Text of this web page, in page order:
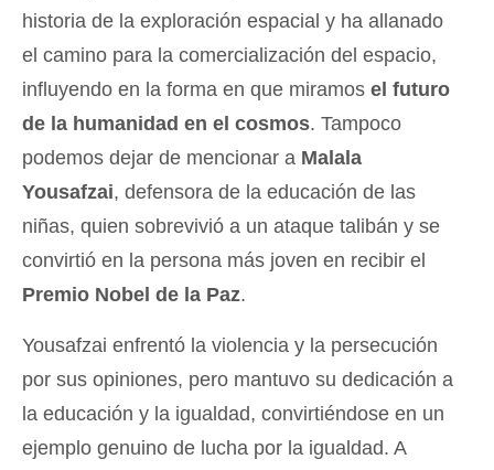
historia de la exploración espacial y ha allanado
el camino para la comercialización del espacio,
influyendo en la forma en que miramos el futuro
de la humanidad en el cosmos. Tampoco
podemos dejar de mencionar a Malala
Yousafzai, defensora de la educación de las
niñas, quien sobrevivió a un ataque talibán y se
convirtió en la persona más joven en recibir el
Premio Nobel de la Paz.
Yousafzai enfrentó la violencia y la persecución
por sus opiniones, pero mantuvo su dedicación a
la educación y la igualdad, convirtiéndose en un
ejemplo genuino de lucha por la igualdad. A